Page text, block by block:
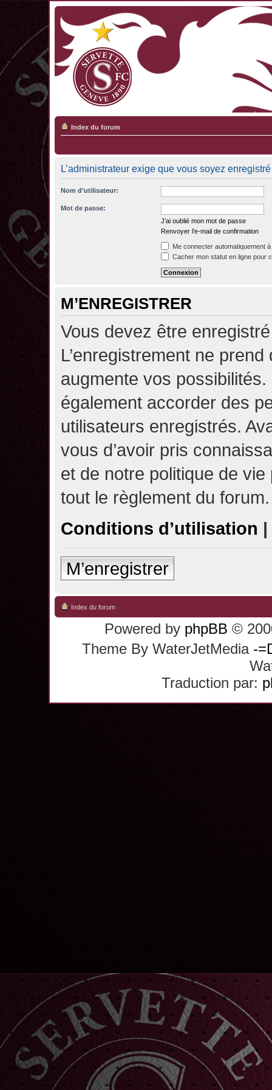
Index du forum
L’administrateur exige que vous soyez
Nom d’utilisateur:
Mot de passe:
J’ai oublié mon mot de passe
Renvoyer l’e-mail de confirmation
Me connecter automatiquement
Cacher mon statut en ligne pour
M’ENREGISTRER
Vous devez être
L’enregistrement ne
augmente vos possibilités.
également accorder des
utilisateurs enregistrés.
vous d’avoir pris
et de notre politique de
tout le règlement du forum.
Conditions d’utilisation |
M’enregistrer
Index du forum
Powered by phpBB ©
Theme By WaterJetMedia -
Traduction par: